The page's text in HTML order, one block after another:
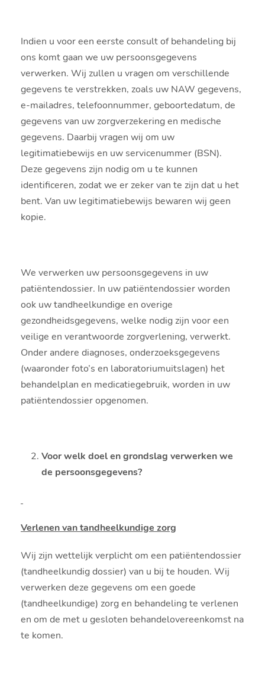
Indien u voor een eerste consult of behandeling bij
ons komt gaan we uw persoonsgegevens
verwerken. Wij zullen u vragen om verschillende
gegevens te verstrekken, zoals uw NAW gegevens,
e-mailadres, telefoonnummer, geboortedatum, de
gegevens van uw zorgverzekering en medische
gegevens. Daarbij vragen wij om uw
legitimatiebewijs en uw servicenummer (BSN).
Deze gegevens zijn nodig om u te kunnen
identificeren, zodat we er zeker van te zijn dat u het
bent. Van uw legitimatiebewijs bewaren wij geen
kopie.
We verwerken uw persoonsgegevens in uw
patiëntendossier. In uw patiëntendossier worden
ook uw tandheelkundige en overige
gezondheidsgegevens, welke nodig zijn voor een
veilige en verantwoorde zorgverlening, verwerkt.
Onder andere diagnoses, onderzoeksgegevens
(waaronder foto’s en laboratoriumuitslagen) het
behandelplan en medicatiegebruik, worden in uw
patiëntendossier opgenomen.
Voor welk doel en grondslag verwerken we
de persoonsgegevens?
Verlenen van tandheelkundige zorg
Wij zijn wettelijk verplicht om een patiëntendossier
(tandheelkundig dossier) van u bij te houden. Wij
verwerken deze gegevens om een goede
(tandheelkundige) zorg en behandeling te verlenen
en om de met u gesloten behandelovereenkomst na
te komen.